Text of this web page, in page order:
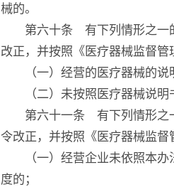
械的。
第六十条 有下列情形之一的
改正，并按照《医疗器械监督
（一）经营的医疗器械的说
（二）未按照医疗器械说明
第六十一条 有下列情形之一
令改正，并按照《医疗器械监
（一）经营企业未依照本办
度的；